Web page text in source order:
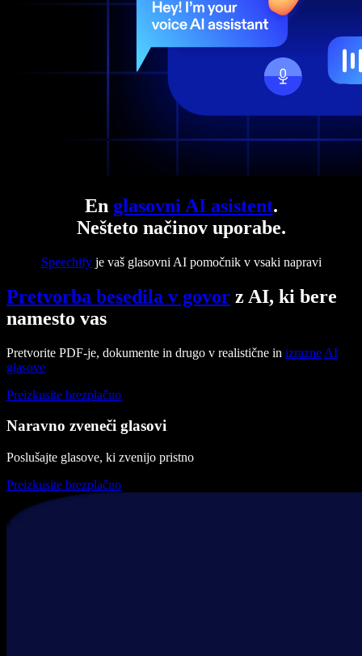
En glasovni AI asistent.
Nešteto načinov uporabe.
Speechifyje vaš glasovni AI pomočnik v vsaki napravi
Pretvorba besedila v govor z AI, ki bere
namesto vas
Pretvorite PDF-je, dokumente in drugo v realistične in izrazne AI
glasove
Preizkusite brezplačno
Naravno zveneči glasovi
Poslušajte glasove, ki zvenijo pristno
Preizkusite brezplačno